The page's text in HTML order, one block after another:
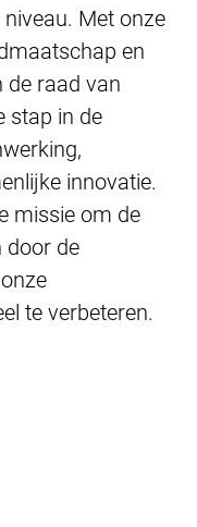
Met onze
en
de raad van
stap in de
innovatie.
missie om de
door de
te verbeteren.